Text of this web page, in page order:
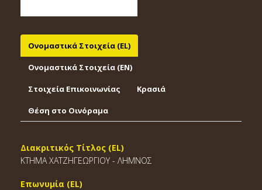
Ονομαστικά Στοιχεία (EL)
Ονομαστικά Στοιχεία (EΝ)
Στοιχεία Επικοινωνίας Κρασιά
Θέση στο Οινόραμα
Διακριτικός Τίτλος (EL)
ΚΤΗΜΑ ΧΑΤΖΗΓΕΩΡΓΙΟΥ - ΛΗΜΝΟΣ
Επωνυμία (EL)